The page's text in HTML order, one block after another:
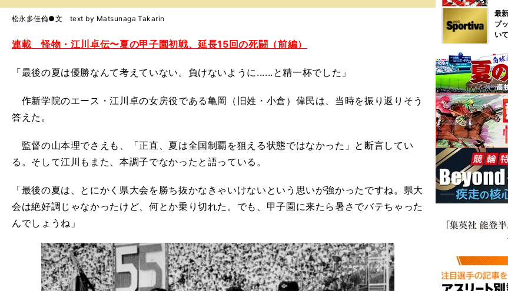
ー
バ
松永多佳倫●文 text by Matsunaga Takarin
連載 怪物・江川卓伝〜夏の甲子園初戦、延長15回の死闘（前編）
「最後の夏は優勝なんて考えていない。負けないように......と精一杯でした」
作新学院のエース・江川卓の女房役である亀岡（旧姓・小倉）偉民は、当時を振り返りそう
答えた。
監督の山本理でさえも、「正直、夏は全国制覇を狙える状態ではなかった」と断言してい
る。そして江川もまた、本調子でなかったと語っている。
「最後の夏は、とにかく県大会を勝ち抜かなきゃいけないという思いが強かったですね。県大
会は絶好調じゃなかったけど、何とか乗り切れた。でも、甲子園に来たら暑さでバテちゃった
んでしょうね」
最
プ
いて